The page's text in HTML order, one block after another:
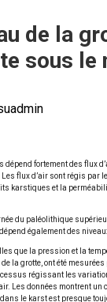
de la
sous le
dépend fortement des flux
flux d’air sont régis par
karstiques et la
du paléolithique
également des
que la pression et la
de la grotte, ont été
régissant les
Les données montrent un
le karst est presque